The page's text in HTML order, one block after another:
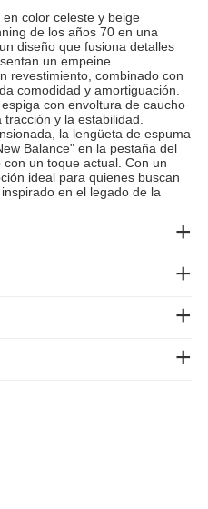
color celeste y beige
de los años 70 en una
diseño que fusiona detalles
un empeine
revestimiento, combinado con
comodidad y amortiguación.
con envoltura de caucho
y la estabilidad.
la lengüeta de espuma
Balance" en la pestaña del
un toque actual. Con un
ideal para quienes buscan
en el legado de la